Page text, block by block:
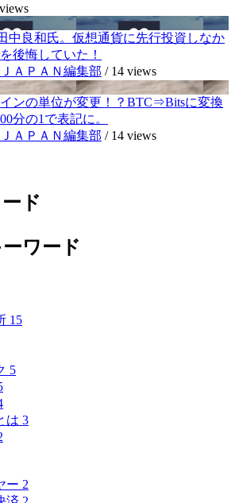
中良和氏。仮想通貨に先行投資しなか
後悔していた！
ＡＰＡＮ編集部 / 14 views
ンの単位が変更！？BTC⇒Bitsに変換
分の1で表記に。
ＡＰＡＮ編集部 / 14 views
ド
ワード
15
5
は 3
ー 2